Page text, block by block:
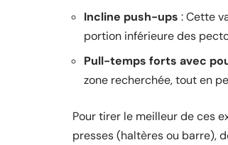
Incline push-ups : Cette
portion inférieure des
Pull-temps forts avec
zone recherchée, tout en
Pour tirer le meilleur de ces
presses (haltères ou barre),